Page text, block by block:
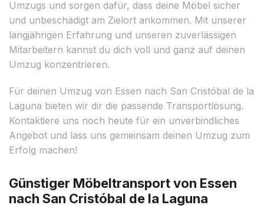
Umzugs und sorgen dafür, dass deine Möbel sicher
und unbeschädigt am Zielort ankommen. Mit unserer
langjährigen Erfahrung und unseren zuverlässigen
Mitarbeitern kannst du dich voll und ganz auf deinen
Umzug konzentrieren.
Für deinen Umzug von Essen nach San Cristóbal de la
Laguna bieten wir dir die passende Transportlösung.
Kontaktiere uns noch heute für ein unverbindliches
Angebot und lass uns gemeinsam deinen Umzug zum
Erfolg machen!
Günstiger Möbeltransport von Essen
nach San Cristóbal de la Laguna